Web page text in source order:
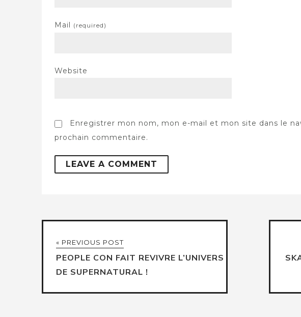
Mail (required)
Website
Enregistrer mon nom, mon e-mail et mon site dans le
prochain commentaire.
« PREVIOUS POST
PEOPLE CON FAIT REVIVRE L’UNIVERS
DE SUPERNATURAL !